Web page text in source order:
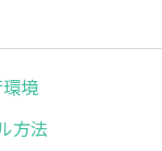
境
方法